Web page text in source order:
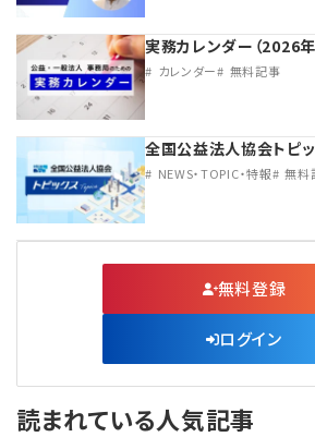
実務カレンダー（2026年
カレンダー 無料記事
全国公益法人協会トピ
NEWS・TOPIC・特報 無料
無料登録
ログイン
読まれている人気記事